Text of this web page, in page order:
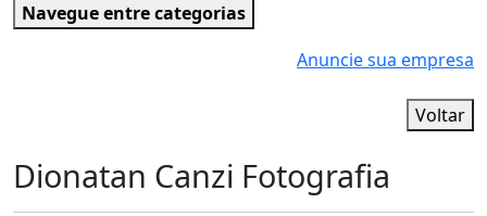
Navegue entre categorias
Anuncie sua empresa
Voltar
Dionatan Canzi Fotografia